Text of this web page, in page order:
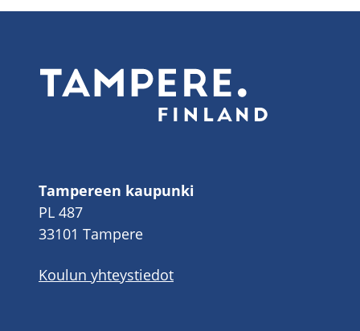
Tampereen kaupunki
PL 487
33101 Tampere
Koulun yhteystiedot